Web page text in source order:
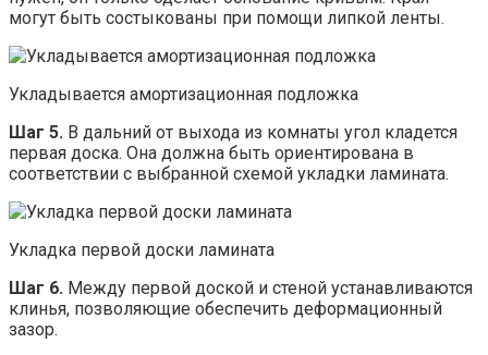
могут быть состыкованы при помощи липкой ленты.
Укладывается амортизационная подложка
Шаг 5. В дальний от выхода из комнаты угол кладется
первая доска. Она должна быть ориентирована в
соответствии с выбранной схемой укладки ламината.
Укладка первой доски ламината
Шаг 6. Между первой доской и стеной устанавливаются
клинья, позволяющие обеспечить деформационный
зазор.